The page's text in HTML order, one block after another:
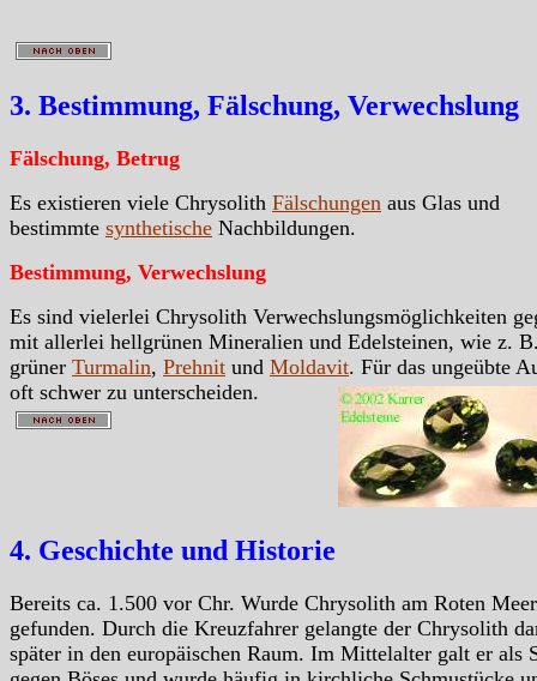
3. Bestimmung, Fälschung, Verwechslung
Fälschung, Betrug
Es existieren viele Chrysolith Fälschungen aus Glas und
bestimmte synthetische Nachbildungen.
Bestimmung, Verwechslung
Es sind vielerlei Chrysolith Verwechslungsmöglichkeiten
mit allerlei hellgrünen Mineralien und Edelsteinen, wie z.
grüner Turmalin, Prehnit und Moldavit. Für das ungeübte
oft schwer zu unterscheiden.
4. Geschichte und Historie
Bereits ca. 1.500 vor Chr. Wurde Chrysolith am Roten Meer
gefunden. Durch die Kreuzfahrer gelangte der Chrysolith
später in den europäischen Raum. Im Mittelalter galt er als